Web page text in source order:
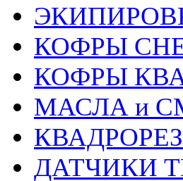
КОФРЫ
КОФРЫ
МАСЛА и
ДАТЧИКИ